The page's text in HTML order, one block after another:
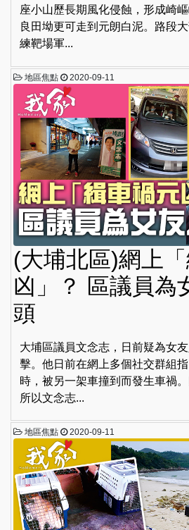
座小山歷長期風化侵蝕，形成崎
良田坳更可走到元朗白泥。路段
練靶場軍...
地區焦點 2020-09-11
(大埔北區)網上
凶」？ 區議員為
頭
大埔區議員文念志，日前疑為女
擊。他日前在網上多個社交群組
時，被另一架車撞到而發生車禍
所以文念志...
地區焦點 2020-09-11